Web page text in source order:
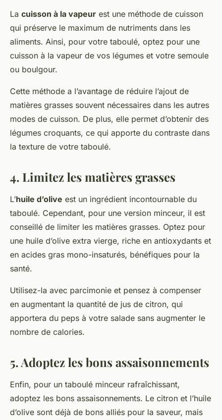
La cuisson à la vapeur est une méthode de cuisson
qui préserve le maximum de nutriments dans les
aliments. Ainsi, pour votre taboulé, optez pour une
cuisson à la vapeur de vos légumes et votre semoule
ou boulgour.
Cette méthode a l’avantage de réduire l’ajout de
matières grasses souvent nécessaires dans les autres
modes de cuisson. De plus, elle permet d’obtenir des
légumes croquants, ce qui apporte du contraste dans
la texture de votre taboulé.
4. Limitez les matières grasses
L’huile d’olive est un ingrédient incontournable du
taboulé. Cependant, pour une version minceur, il est
conseillé de limiter les matières grasses. Optez pour
une huile d’olive extra vierge, riche en antioxydants et
en acides gras mono-insaturés, bénéfiques pour la
santé.
Utilisez-la avec parcimonie et pensez à compenser
en augmentant la quantité de jus de citron, qui
apportera du peps à votre salade sans augmenter le
nombre de calories.
5. Adoptez les bons assaisonnements
Enfin, pour un taboulé minceur rafraîchissant,
adoptez les bons assaisonnements. Le citron et l’huile
d’olive sont déjà de bons alliés pour la saveur, mais